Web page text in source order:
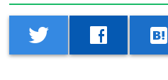
twitter facebook hatenabookmark